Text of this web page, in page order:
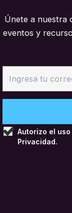
Únete a nuestra
eventos y
Autorizo el
Privacidad.